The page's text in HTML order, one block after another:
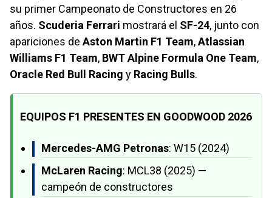
su primer Campeonato de Constructores en 26
años. Scuderia Ferrari mostrará el SF-24, junto con
apariciones deAston Martin F1 Team,Atlassian
Williams F1 Team, BWT Alpine Formula One Team,
Oracle Red Bull Racing y Racing Bulls.
EQUIPOS F1 PRESENTES EN GOODWOOD 2026
Mercedes-AMG Petronas: W15 (2024)
McLaren Racing: MCL38 (2025) —
campeón de constructores